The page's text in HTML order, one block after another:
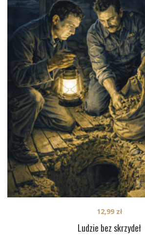
Ludzie bez skrzydeł
12,99 zł